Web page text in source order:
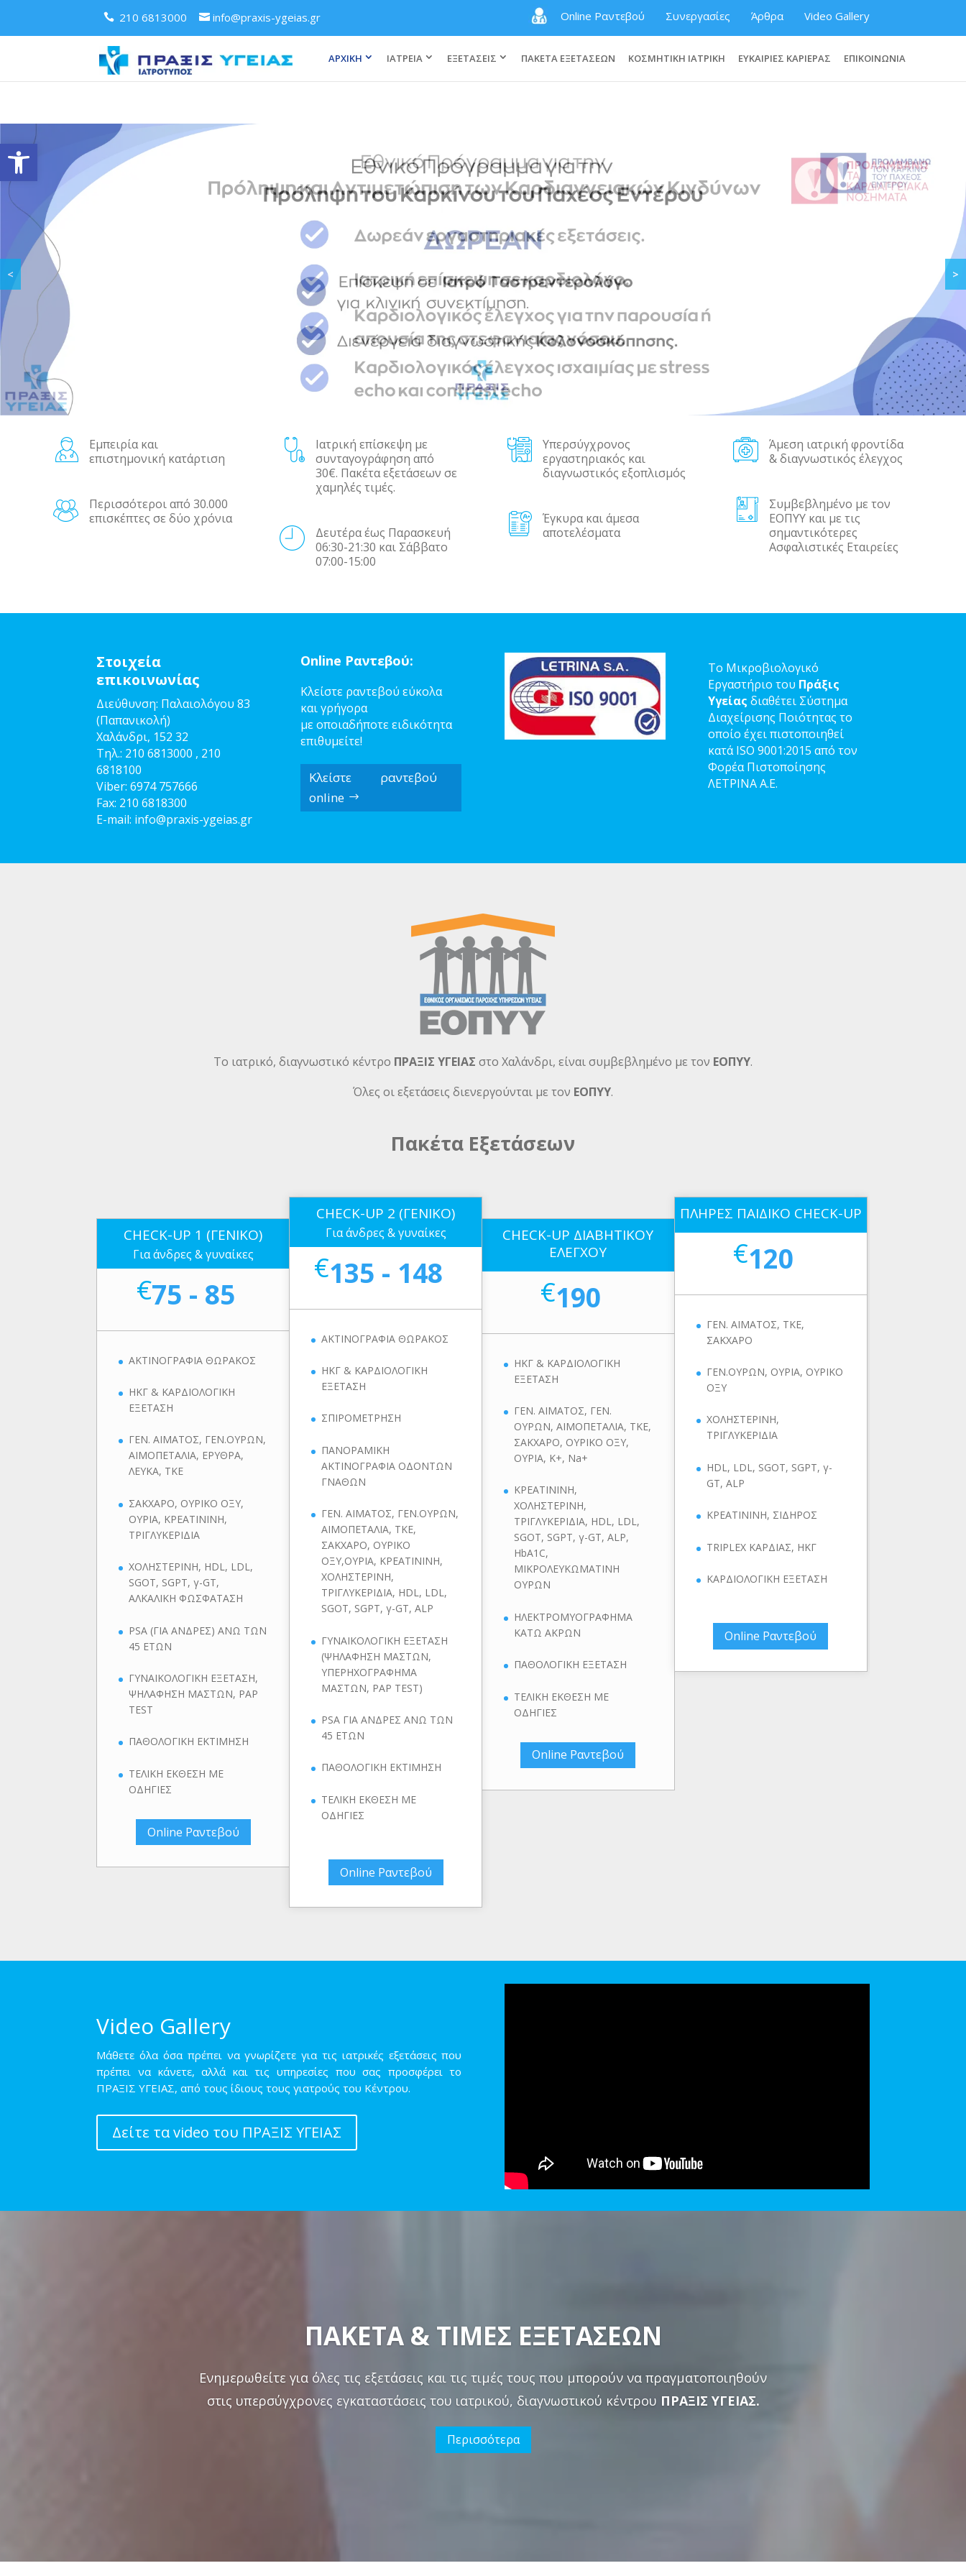
Ανοίξτε τη γραμμή εργαλείων
210 6813000 info@praxis-ygeias.gr Online Ραντεβού Συνεργασίες Άρθρα Video Gallery
ΑΡΧΙΚΗ ΙΑΤΡΕΙΑ ΕΞΕΤΑΣΕΙΣ ΠΑΚΕΤΑ ΕΞΕΤΑΣΕΩΝ ΚΟΣΜΗΤΙΚΗ ΙΑΤΡΙΚΗ ΕΥΚΑΙΡΙΕΣ ΚΑΡΙΕΡΑΣ ΕΠΙΚΟΙΝΩΝΙΑ
< >
Εμπειρία και
επιστημονική κατάρτιση
Περισσότεροι από 30.000
επισκέπτες σε δύο χρόνια
Ιατρική επίσκεψη με
συνταγογράφηση από
30€. Πακέτα εξετάσεων σε
χαμηλές τιμές.
Δευτέρα έως Παρασκευή
06:30-21:30 και Σάββατο
07:00-15:00
Υπερσύγχρονος
εργαστηριακός και
διαγνωστικός εξοπλισμός
Έγκυρα και άμεσα
αποτελέσματα
Άμεση ιατρική φροντίδα
& διαγνωστικός έλεγχος
Συμβεβλημένο με τον
ΕΟΠΥΥ και με τις
σημαντικότερες
Ασφαλιστικές Εταιρείες
Στοιχεία
επικοινωνίας
Διεύθυνση: Παλαιολόγου 83
(Παπανικολή)
Χαλάνδρι, 152 32
Τηλ.: 210 6813000 , 210
6818100
Viber:6974 757666
Fax: 210 6818300
E-mail: info@praxis-ygeias.gr
Online Ραντεβού:
Κλείστε ραντεβού εύκολα
και γρήγορα
με οποιαδήποτε ειδικότητα
επιθυμείτε!
Κλείστε ραντεβού
online
Το Μικροβιολογικό
Εργαστήριο του Πράξις
Υγείας διαθέτει Σύστημα
Διαχείρισης Ποιότητας το
οποίο έχει πιστοποιηθεί
κατά ISO 9001:2015 από τον
Φορέα Πιστοποίησης
ΛΕΤΡΙΝΑ Α.Ε.
Το ιατρικό, διαγνωστικό κέντρο ΠΡΑΞΙΣ ΥΓΕΙΑΣ στο Χαλάνδρι, είναι συμβεβλημένο με τον ΕΟΠΥΥ.
Όλες οι εξετάσεις διενεργούνται με τον ΕΟΠΥΥ.
Πακέτα Εξετάσεων
CHECK-UP 1 (ΓΕΝΙΚΟ)
Για άνδρες & γυναίκες
€75 - 85
ΑΚΤΙΝΟΓΡΑΦΙΑ ΘΩΡΑΚΟΣ
ΗΚΓ & ΚΑΡΔΙΟΛΟΓΙΚΗ
ΕΞΕΤΑΣΗ
ΓΕΝ. ΑΙΜΑΤΟΣ, ΓΕΝ.ΟΥΡΩΝ,
ΑΙΜΟΠΕΤΑΛΙΑ, ΕΡΥΘΡΑ,
ΛΕΥΚΑ, ΤΚΕ
ΣΑΚΧΑΡΟ, ΟΥΡΙΚΟ ΟΞΥ,
ΟΥΡΙΑ, ΚΡΕΑΤΙΝΙΝΗ,
ΤΡΙΓΛΥΚΕΡΙΔΙΑ
ΧΟΛΗΣΤΕΡΙΝΗ, HDL, LDL,
SGOT, SGPT, γ-GT,
ΑΛΚΑΛΙΚΗ ΦΩΣΦΑΤΑΣΗ
PSA (ΓΙΑ ΑΝΔΡΕΣ) ΑΝΩ ΤΩΝ
45 ΕΤΩΝ
ΓΥΝΑΙΚΟΛΟΓΙΚΗ ΕΞΕΤΑΣΗ,
ΨΗΛΑΦΗΣΗ ΜΑΣΤΩΝ, PAP
TEST
ΠΑΘΟΛΟΓΙΚΗ ΕΚΤΙΜΗΣΗ
ΤΕΛΙΚΗ ΕΚΘΕΣΗ ΜΕ
ΟΔΗΓΙΕΣ
Online Ραντεβού
CHECK-UP 2 (ΓΕΝΙΚΟ)
Για άνδρες & γυναίκες
€135 - 148
ΑΚΤΙΝΟΓΡΑΦΙΑ ΘΩΡΑΚΟΣ
ΗΚΓ & ΚΑΡΔΙΟΛΟΓΙΚΗ
ΕΞΕΤΑΣΗ
ΣΠΙΡΟΜΕΤΡΗΣΗ
ΠΑΝΟΡΑΜΙΚΗ
ΑΚΤΙΝΟΓΡΑΦΙΑ ΟΔΟΝΤΩΝ
ΓΝΑΘΩΝ
ΓΕΝ. ΑΙΜΑΤΟΣ, ΓΕΝ.ΟΥΡΩΝ,
ΑΙΜΟΠΕΤΑΛΙΑ, ΤΚΕ,
ΣΑΚΧΑΡΟ, ΟΥΡΙΚΟ
ΟΞΥ,ΟΥΡΙΑ, ΚΡΕΑΤΙΝΙΝΗ,
ΧΟΛΗΣΤΕΡΙΝΗ,
ΤΡΙΓΛΥΚΕΡΙΔΙΑ, HDL, LDL,
SGOT, SGPT, γ-GT, ALP
ΓΥΝΑΙΚΟΛΟΓΙΚΗ ΕΞΕΤΑΣΗ
(ΨΗΛΑΦΗΣΗ ΜΑΣΤΩΝ,
ΥΠΕΡΗΧΟΓΡΑΦΗΜΑ
ΜΑΣΤΩΝ, PAP TEST)
PSA ΓΙΑ ΑΝΔΡΕΣ ΑΝΩ ΤΩΝ
45 ΕΤΩΝ
ΠΑΘΟΛΟΓΙΚΗ ΕΚΤΙΜΗΣΗ
ΤΕΛΙΚΗ ΕΚΘΕΣΗ ΜΕ
ΟΔΗΓΙΕΣ
Online Ραντεβού
CHECK-UP ΔΙΑΒΗΤΙΚΟΥ
ΕΛΕΓΧΟΥ
€190
ΗΚΓ & ΚΑΡΔΙΟΛΟΓΙΚΗ
ΕΞΕΤΑΣΗ
ΓΕΝ. ΑΙΜΑΤΟΣ, ΓΕΝ.
ΟΥΡΩΝ, ΑΙΜΟΠΕΤΑΛΙΑ, ΤΚΕ,
ΣΑΚΧΑΡΟ, ΟΥΡΙΚΟ ΟΞΥ,
ΟΥΡΙΑ, K+, Na+
ΚΡΕΑΤΙΝΙΝΗ,
ΧΟΛΗΣΤΕΡΙΝΗ,
ΤΡΙΓΛΥΚΕΡΙΔΙΑ, HDL, LDL,
SGOT, SGPT, γ-GT, ALP,
HbA1C,
ΜΙΚΡΟΛΕΥΚΩΜΑΤΙΝΗ
ΟΥΡΩΝ
ΗΛΕΚΤΡΟΜΥΟΓΡΑΦΗΜΑ
ΚΑΤΩ ΑΚΡΩΝ
ΠΑΘΟΛΟΓΙΚΗ ΕΞΕΤΑΣΗ
ΤΕΛΙΚΗ ΕΚΘΕΣΗ ΜΕ
ΟΔΗΓΙΕΣ
Online Ραντεβού
ΠΛΗΡΕΣ ΠΑΙΔΙΚΟ CHECK-UP
€120
ΓΕΝ. ΑΙΜΑΤΟΣ, ΤΚΕ,
ΣΑΚΧΑΡΟ
ΓΕΝ.ΟΥΡΩΝ, ΟΥΡΙΑ, ΟΥΡΙΚΟ
ΟΞΥ
ΧΟΛΗΣΤΕΡΙΝΗ,
ΤΡΙΓΛΥΚΕΡΙΔΙΑ
HDL, LDL, SGOT, SGPT, γ-
GT, ALP
ΚΡΕΑΤΙΝΙΝΗ, ΣΙΔΗΡΟΣ
TRIPLEX ΚΑΡΔΙΑΣ, ΗΚΓ
ΚΑΡΔΙΟΛΟΓΙΚΗ ΕΞΕΤΑΣΗ
Online Ραντεβού
Video Gallery
Μάθετε όλα όσα πρέπει να γνωρίζετε για τις ιατρικές εξετάσεις που
πρέπει να κάνετε, αλλά και τις υπηρεσίες που σας προσφέρει το
ΠΡΑΞΙΣ ΥΓΕΙΑΣ, από τους ίδιους τους γιατρούς του Κέντρου.
Δείτε τα video του ΠΡΑΞΙΣ ΥΓΕΙΑΣ
ΠΑΚΕΤΑ & ΤΙΜΕΣ ΕΞΕΤΑΣΕΩΝ
Ενημερωθείτε για όλες τις εξετάσεις και τις τιμές τους που μπορούν να πραγματοποιηθούν
στις υπερσύγχρονες εγκαταστάσεις του ιατρικού, διαγνωστικού κέντρου ΠΡΑΞΙΣ ΥΓΕΙΑΣ.
Περισσότερα